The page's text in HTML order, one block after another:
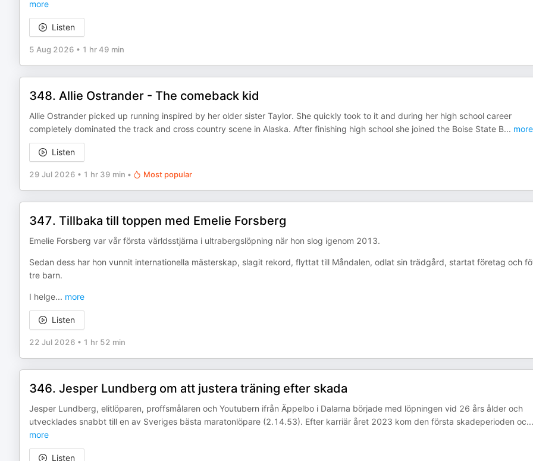
more
Listen
5 Aug 2026 • 1 hr 49 min
348. Allie Ostrander - The comeback kid
Allie Ostrander picked up running inspired by her older sister Taylor. She quickly took to it and during her high school career
completely dominated the track and cross country scene in Alaska. After finishing high school she joined the Boise State B... more
Listen
29 Jul 2026 • 1 hr 39 min • Most popular
347. Tillbaka till toppen med Emelie Forsberg
Emelie Forsberg var vår första världsstjärna i ultrabergslöpning när hon slog igenom 2013.
Sedan dess har hon vunnit internationella mästerskap, slagit rekord, flyttat till Måndalen, odlat sin trädgård, startat företag och
tre barn.
I helge... more
Listen
22 Jul 2026 • 1 hr 52 min
346. Jesper Lundberg om att justera träning efter skada
Jesper Lundberg, elitlöparen, proffsmålaren och Youtubern ifrån Äppelbo i Dalarna började med löpningen vid 26 års ålder och
utvecklades snabbt till en av Sveriges bästa maratonlöpare (2.14.53). Efter karriär året 2023 kom den första skadeperioden oc...
more
Listen